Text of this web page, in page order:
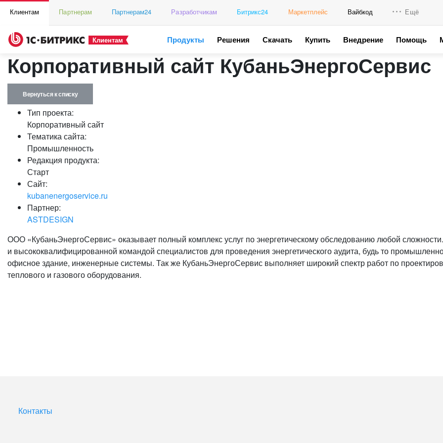
Клиентам Партнерам Партнерам24 Разработчикам Битрикс24 Маркетплейс Вайбкод Ещё
Клиентам Продукты Решения Скачать Купить Внедрение Помощь
Корпоративный сайт КубаньЭнергоСервис
Вернуться к списку
Тип проекта:
Корпоративный сайт
Тематика сайта:
Промышленность
Редакция продукта:
Старт
Сайт:
kubanenergoservice.ru
Партнер:
ASTDESIGN
ООО «КубаньЭнергоСервис» оказывает полный комплекс услуг по энергетическому обследованию любой
и высококвалифицированной командой специалистов для проведения энергетического аудита, будь то
офисное здание, инженерные системы. Так же КубаньЭнергоСервис выполняет широкий спектр работ по
теплового и газового оборудования.
Контакты